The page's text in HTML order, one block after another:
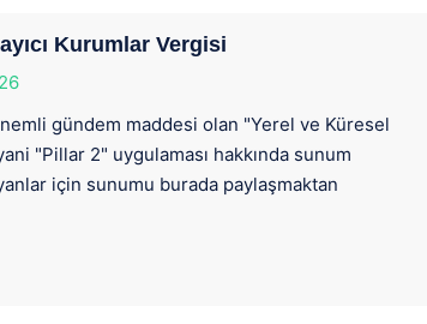
Kurumlar Vergisi
gündem maddesi olan "Yerel ve Küresel
"Pillar 2" uygulaması hakkında sunum
için sunumu burada paylaşmaktan